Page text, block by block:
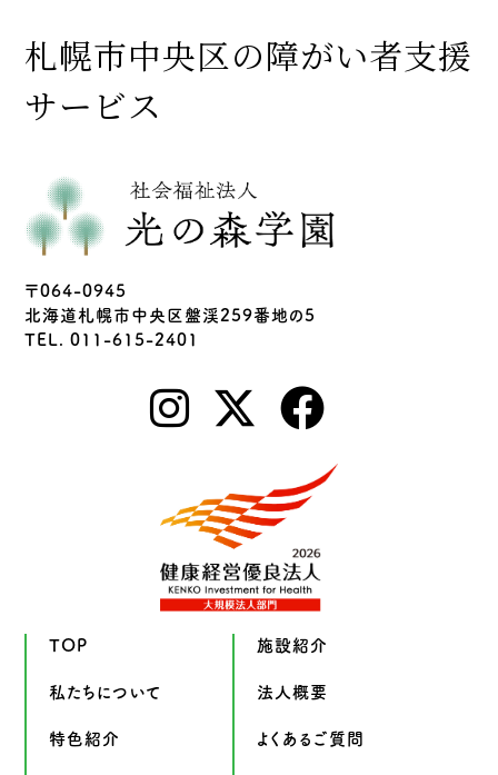
札幌市中央区の障がい者支援
サービス
〒064-0945
北海道札幌市中央区盤渓259番地の5
TEL. 011-615-2401
TOP
私たちについて
特色紹介
施設紹介
法人概要
よくあるご質問